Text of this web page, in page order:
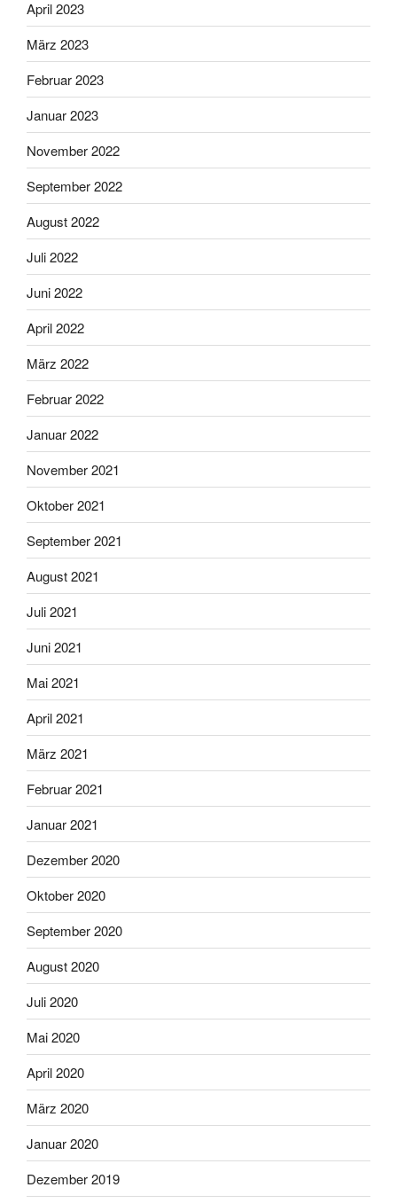
April 2023
März 2023
Februar 2023
Januar 2023
November 2022
September 2022
August 2022
Juli 2022
Juni 2022
April 2022
März 2022
Februar 2022
Januar 2022
November 2021
Oktober 2021
September 2021
August 2021
Juli 2021
Juni 2021
Mai 2021
April 2021
März 2021
Februar 2021
Januar 2021
Dezember 2020
Oktober 2020
September 2020
August 2020
Juli 2020
Mai 2020
April 2020
März 2020
Januar 2020
Dezember 2019